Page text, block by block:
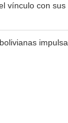
vínculo con